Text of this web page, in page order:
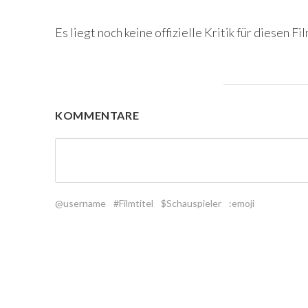
Es liegt noch keine offizielle Kritik für diesen
KOMMENTARE
@username #Filmtitel $Schauspieler :emoji